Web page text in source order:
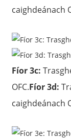
caighdeánach
Fíor 3c:
OFC.Fíor 3d:
caighdeánach